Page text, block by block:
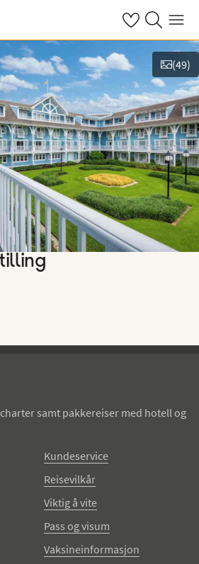
Se dine sparte
Søk påMeny
(49)
samt pakkereiser med hotell og
Kundeservice
Reisevilkår
Viktig å vite
Pass og visum
Vaksineinformasjon